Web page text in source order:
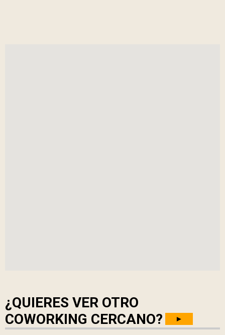
¿QUIERES VER OTRO
COWORKING CERCANO?
►